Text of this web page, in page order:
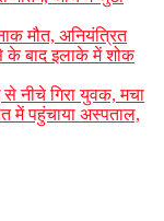
मौत, अनियंत्रित
के बाद इलाके में शोक
से नीचे गिरा युवक, मचा
में पहुंचाया अस्पताल,